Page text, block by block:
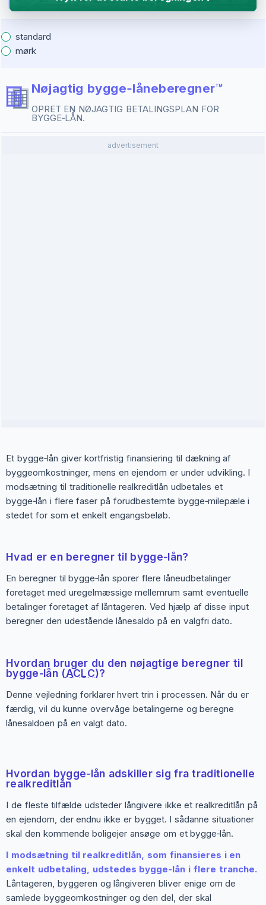
standard
mørk
Nøjagtig bygge‑låneberegner™
OPRET EN NØJAGTIG BETALINGSPLAN FOR
BYGGE‑LÅN.
advertisement
Et bygge‑lån giver kortfristig finansiering til dækning af
byggeomkostninger, mens en ejendom er under udvikling. I
modsætning til traditionelle realkreditlån udbetales et
bygge‑lån i flere faser på forudbestemte bygge‑milepæle i
stedet for som et enkelt engangsbeløb.
Hvad er en beregner til bygge‑lån?
En beregner til bygge‑lån sporer flere låneudbetalinger
foretaget med uregelmæssige mellemrum samt eventuelle
betalinger foretaget af låntageren. Ved hjælp af disse input
beregner den udestående lånesaldo på en valgfri dato.
Hvordan bruger du den nøjagtige beregner til
bygge‑lån (ACLC)?
Denne vejledning forklarer hvert trin i processen. Når du er
færdig, vil du kunne overvåge betalingerne og beregne
lånesaldoen på en valgt dato.
Hvordan bygge‑lån adskiller sig fra traditionelle
realkreditlån
I de fleste tilfælde udsteder långivere ikke et realkreditlån på
en ejendom, der endnu ikke er bygget. I sådanne situationer
skal den kommende boligejer ansøge om et bygge‑lån.
I modsætning til realkreditlån, som finansieres i en
enkelt udbetaling, udstedes bygge‑lån i flere tranche.
Låntageren, byggeren og långiveren bliver enige om de
samlede byggeomkostninger og den del, der skal